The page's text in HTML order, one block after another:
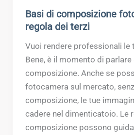
Basi di composizione
regola dei terzi
Vuoi rendere professionali le
Bene, è il momento di parlare
composizione. Anche se
fotocamera sul mercato,
composizione, le tue
cadere nel dimenticatoio. Le
composizione possono